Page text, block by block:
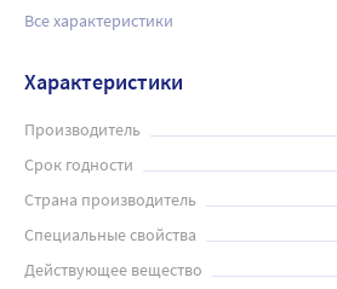
Все характеристики
Характеристики
Производитель
Срок годности
Страна производитель
Специальные свойства
Действующее вещество